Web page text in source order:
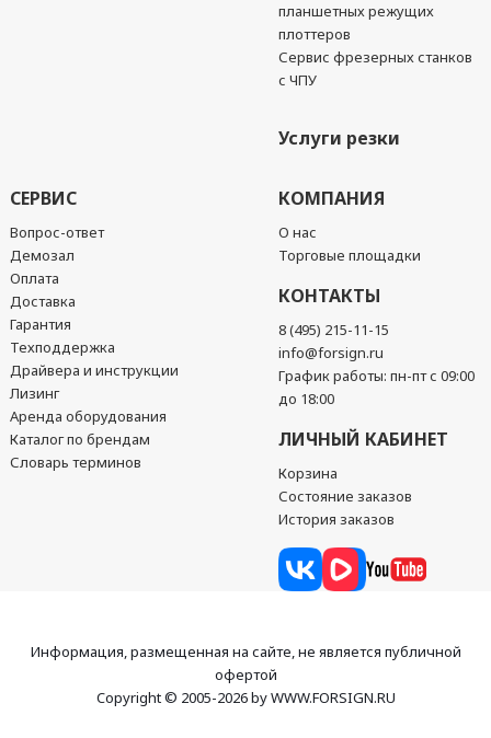
планшетных режущих
плоттеров
Сервис фрезерных станков
с ЧПУ
Услуги резки
СЕРВИС
Вопрос-ответ
Демозал
Оплата
Доставка
Гарантия
Техподдержка
Драйвера и инструкции
Лизинг
Аренда оборудования
Каталог по брендам
Словарь терминов
КОМПАНИЯ
О нас
Торговые площадки
КОНТАКТЫ
8 (495) 215-11-15
info@forsign.ru
График работы: пн-пт с 09:00
до 18:00
ЛИЧНЫЙ КАБИНЕТ
Корзина
Состояние заказов
История заказов
Информация, размещенная на сайте, не является публичной
офертой
Copyright © 2005-2026 by WWW.FORSIGN.RU